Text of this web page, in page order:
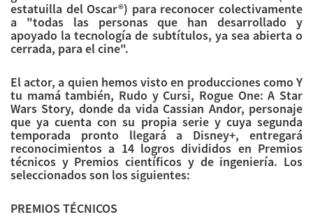
estatuilla del Oscar®) para reconocer colectivamente
a "todas las personas que han desarrollado y
apoyado la tecnología de subtítulos, ya sea abierta o
cerrada, para el cine".
El actor, a quien hemos visto en producciones como Y
tu mamá también, Rudo y Cursi, Rogue One: A Star
Wars Story, donde da vida Cassian Andor, personaje
que ya cuenta con su propia serie y cuya segunda
temporada pronto llegará a Disney+, entregará
reconocimientos a 14 logros divididos en Premios
técnicos y Premios científicos y de ingeniería. Los
seleccionados son los siguientes:
PREMIOS TÉCNICOS